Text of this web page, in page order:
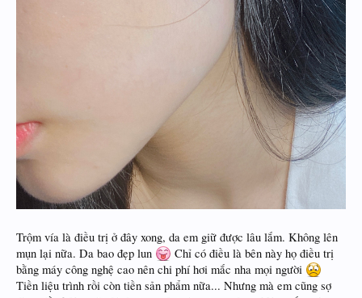
Trộm vía là điều trị ở đây xong, da em giữ được lâu lắm. Không lên
mụn lại nữa. Da bao đẹp lun
Chỉ có điều là bên này họ điều trị
bằng máy công nghệ cao nên chi phí hơi mắc nha mọi người
Tiền liệu trình rồi còn tiền sản phẩm nữa... Nhưng mà em cũng sợ